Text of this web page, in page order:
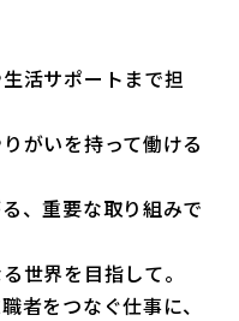
活サポートまで担
がいを持って働ける
、重要な取り組みで
世界を目指して。
者をつなぐ仕事に、